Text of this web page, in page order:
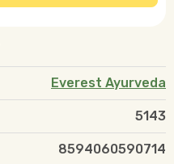
Everest Ayurveda
5143
8594060590714